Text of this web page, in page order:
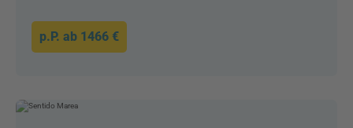
p.P. ab 1466 €